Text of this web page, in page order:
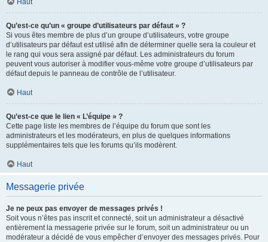
Haut
Qu’est-ce qu’un « groupe d’utilisateurs par défaut » ?
Si vous êtes membre de plus d’un groupe d’utilisateurs, votre groupe
d’utilisateurs par défaut est utilisé afin de déterminer quelle sera la couleur et
le rang qui vous sera assigné par défaut. Les administrateurs du forum
peuvent vous autoriser à modifier vous-même votre groupe d’utilisateurs par
défaut depuis le panneau de contrôle de l’utilisateur.
Haut
Qu’est-ce que le lien « L’équipe » ?
Cette page liste les membres de l’équipe du forum que sont les
administrateurs et les modérateurs, en plus de quelques informations
supplémentaires tels que les forums qu’ils modèrent.
Haut
Messagerie privée
Je ne peux pas envoyer de messages privés !
Soit vous n’êtes pas inscrit et connecté, soit un administrateur a désactivé
entièrement la messagerie privée sur le forum, soit un administrateur ou un
modérateur a décidé de vous empêcher d’envoyer des messages privés. Pour